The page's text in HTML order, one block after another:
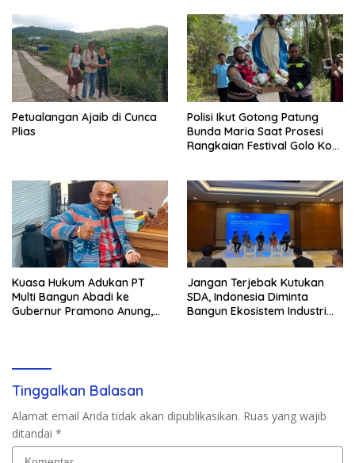
Petualangan Ajaib di Cunca
Plias
Polisi Ikut Gotong Patung
Bunda Maria Saat Prosesi
Rangkaian Festival Golo Koe
Kuasa Hukum Adukan PT
Multi Bangun Abadi ke
Gubernur Pramono Anung,
Jangan Terjebak Kutukan
SDA, Indonesia Diminta
Bangun Ekosistem Industri
Tinggalkan Balasan
Alamat email Anda tidak akan dipublikasikan. Ruas yang wajib
ditandai *